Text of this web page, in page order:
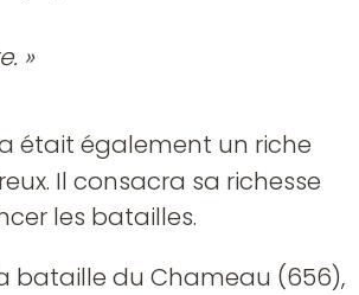
»
était également un riche
Il consacra sa richesse
les batailles.
bataille du Chameau (656),